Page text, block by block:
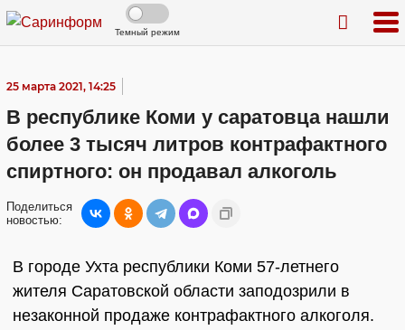
Темный режим
25 марта 2021, 14:25
В республике Коми у саратовца нашли
более 3 тысяч литров контрафактного
спиртного: он продавал алкоголь
Поделиться
новостью:
В городе Ухта республики Коми 57-летнего
жителя Саратовской области заподозрили в
незаконной продаже контрафактного алкоголя.